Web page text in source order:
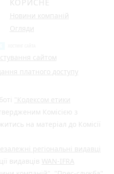
КОРИСНЕ
Новини компаній
Огляди
сайтом
платного доступу
"Кодексом етики
Комісією з
на матеріал до Комісії
регіональні видавці
видавців WAN-IFRA